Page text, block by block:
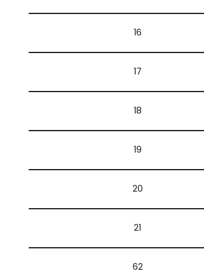
16
17
18
19
20
21
62